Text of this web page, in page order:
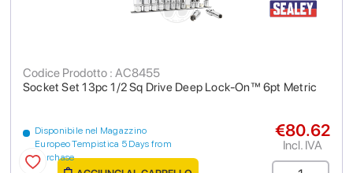
Socket Set 13pc 1/2 Sq Drive Deep Lock-On™ 6pt Metric
Codice Prodotto : AC8455
Disponibile nel Magazzino
Europeo Tempistica 5 Days from
purchase
€80.62
Incl. IVA